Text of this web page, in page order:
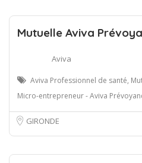
Mutuelle Aviva
Aviva
Aviva Professionnel de santé,
Micro-entrepreneur - Aviva
GIRONDE